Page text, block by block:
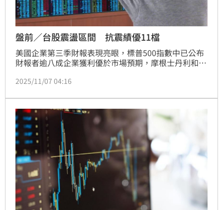
盤前／台股震盪區間 抗震績優11檔
美國企業第三季財報表現亮眼，標普500指數中已公布
財報者逾八成企業獲利優於市場預期，摩根士丹利和高
擔憂股市過熱讓近期大盤出現震盪，台新投顧短線指數
績公布結果佳個股。
2025/11/07 04:16